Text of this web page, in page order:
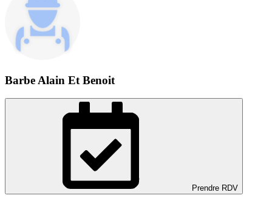
Barbe Alain Et Benoit
Prendre RDV